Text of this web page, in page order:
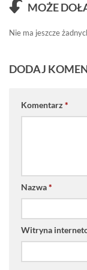
MOŻE
Nie ma jeszcze
DODAJ
Komentarz *
Nazwa*
Witryna